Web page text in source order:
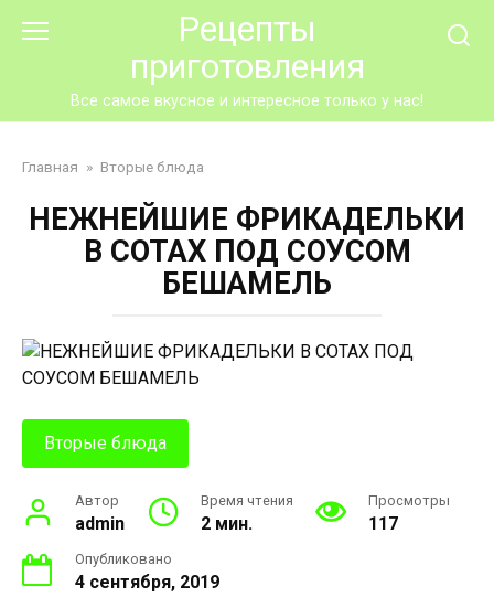
Рецепты
приготовления
Все самое вкусное и интересное только у нас!
Главная » Вторые блюда
НЕЖНЕЙШИЕ ФРИКАДЕЛЬКИ
В СОТАХ ПОД СОУСОМ
БЕШАМЕЛЬ
Вторые блюда
Автор
admin
Время чтения
2 мин.
Просмотры
117
Опубликовано
4 сентября, 2019